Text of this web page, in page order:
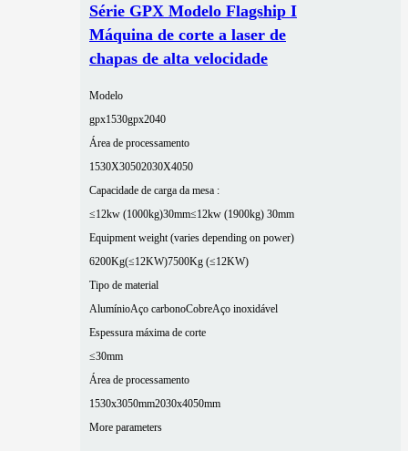
Série GPX Modelo Flagship I
Máquina de corte a laser de
chapas de alta velocidade
Modelo
gpx1530gpx2040
Área de processamento
1530X30502030X4050
Capacidade de carga da mesa :
≤12kw (1000kg)30mm≤12kw (1900kg) 30mm
Equipment weight (varies depending on power)
6200Kg(≤12KW)7500Kg (≤12KW)
Tipo de material
AlumínioAço carbonoCobreAço inoxidável
Espessura máxima de corte
≤30mm
Área de processamento
1530x3050mm2030x4050mm
More parameters